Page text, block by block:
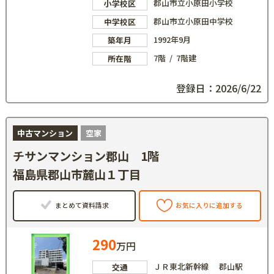
小学校区
郡山市立小原田小学校
中学校区
郡山市立小原田中学校
築年月
1992年9月
所在階
7階 / 7階建
登録日：2026/6/22
中古マンション 空家
チサンマンション郡山 1階
福島県郡山市麓山１丁目
まとめて資料請求 お気に入りに追加する
290万円
交通 ＪＲ東北新幹線 郡山駅